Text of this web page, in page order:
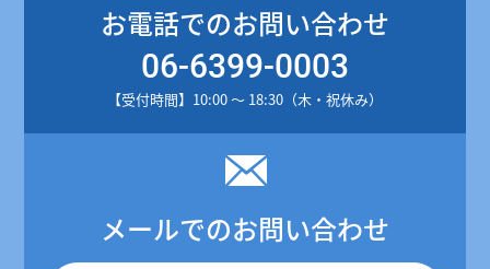
お電話でのお問い合わせ
06-6399-0003
【受付時間】10:00 ～ 18:30（木・祝休み）
メールでのお問い合わせ